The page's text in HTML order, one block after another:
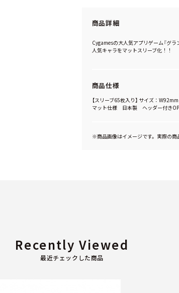
商品詳細
Cygamesの大人気アプリゲーム『グラ
人気キャラをマットスリーブ化！！
商品仕様
【スリーブ65枚入り】 サイズ：
マット仕様 日本製 ヘッダー付きOP
※商品画像はイメージです。実際の商
最近チェックした商品
Recently Viewed